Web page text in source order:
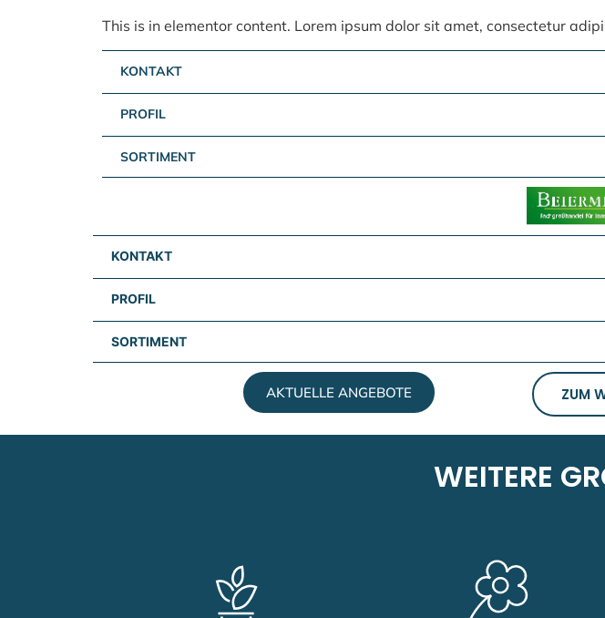
This is in elementor content. Lorem ipsum dolor sit amet, consectetur
KONTAKT
PROFIL
SORTIMENT
KONTAKT
PROFIL
SORTIMENT
AKTUELLE ANGEBOTE ZUM
WEITERE